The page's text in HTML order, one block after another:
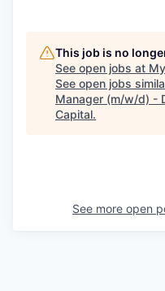
This job is no
See open jobs at
See open jobs
Manager (m/w/d) -
Capital.
See more open